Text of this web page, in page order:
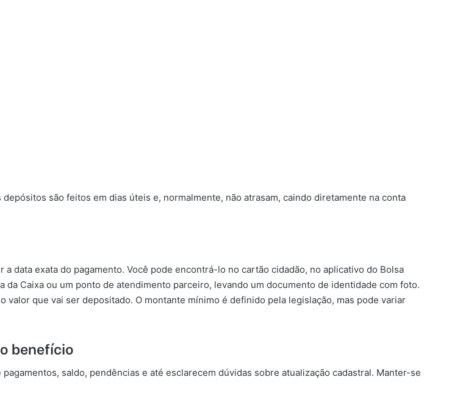
são feitos em dias úteis e, normalmente, não atrasam, caindo diretamente na conta
data exata do pagamento. Você pode encontrá-lo no cartão cidadão, no aplicativo do Bolsa
da Caixa ou um ponto de atendimento parceiro, levando um documento de identidade com foto.
que vai ser depositado. O montante mínimo é definido pela legislação, mas pode variar
benefício
saldo, pendências e até esclarecem dúvidas sobre atualização cadastral. Manter-se